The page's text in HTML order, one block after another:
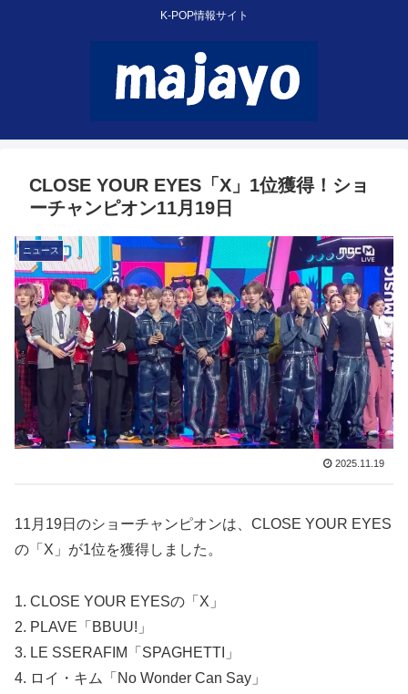
K-POP情報サイト
CLOSE YOUR EYES「X」1位獲得！ショ
ーチャンピオン11月19日
ニュース
2025.11.19
11月19日のショーチャンピオンは、CLOSE YOUR EYES
の「X」が1位を獲得しました。
1. CLOSE YOUR EYESの「X」
2. PLAVE「BBUU!」
3. LE SSERAFIM「SPAGHETTI」
4. ロイ・キム「No Wonder Can Say」